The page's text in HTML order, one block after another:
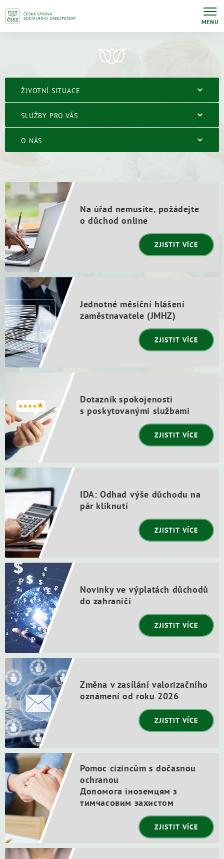
MENU
ŽIVOTNÍ SITUACE
SLUŽBY PRO VÁS
O NÁS
Na úřad nemusíte, požádejte
o důchod online
ZJISTIT VÍCE
Jednotné měsíční hlášení
zaměstnavatele (JMHZ)
ZJISTIT VÍCE
Dotazník spokojenosti
s poskytovanými službami
ZJISTIT VÍCE
IDA: Odhad výše důchodu na
pár kliknutí
ZJISTIT VÍCE
Novinky ve výplatách důchodů
do zahraničí
ZJISTIT VÍCE
Změna v zasílání valorizačního
oznámení od roku 2026
ZJISTIT VÍCE
Pomoc cizincům s dočasnou
ochranou
Допомога іноземцям з
тимчасовим захистом
ZJISTIT VÍCE